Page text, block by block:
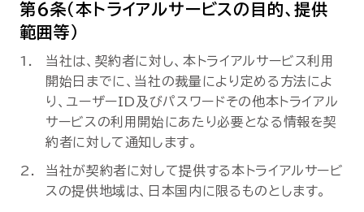
第6条（本トライアルサービスの目的、提供
範囲等）
当社は、契約者に対し、本トライアルサービス利用
開始日までに、当社の裁量により定める方法によ
り、ユーザーID及びパスワードその他本トライアル
サービスの利用開始にあたり必要となる情報を契
約者に対して通知します。
当社が契約者に対して提供する本トライアルサービ
スの提供地域は、日本国内に限るものとします。